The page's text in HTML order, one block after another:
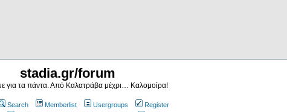
stadia.gr/forum
για τα πάντα. Από Καλατράβα μέχρι… Καλομοίρα!
Search Memberlist Usergroups
Register